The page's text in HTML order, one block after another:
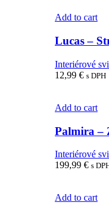
Add to cart
Lucas –
Interiérové
12,99 € s DPH
Add to cart
Palmira –
Interiérové
199,99 € s
Add to cart